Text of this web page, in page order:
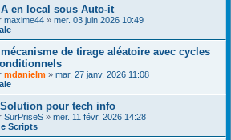
en local sous Auto-it
maxime44 » mer. 03 juin 2026 10:49
de tirage aléatoire avec cycles
mdanielm » mar. 27 janv. 2026 11:08
pour tech info
SurPriseS » mer. 11 févr. 2026 14:28
Scripts